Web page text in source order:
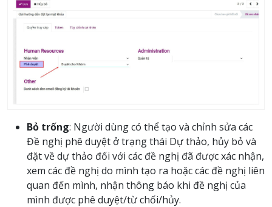
Bỏ trống: Người dùng có thể tạo và chỉnh sửa các
Đề nghị phê duyệt ở trạng thái Dự thảo, hủy bỏ và
đặt về dự thảo đối với các đề nghị đã được xác nhận,
xem các đề nghị do mình tạo ra hoặc các đề nghị liên
quan đến mình, nhận thông báo khi đề nghị của
mình được phê duyệt/từ chối/hủy.